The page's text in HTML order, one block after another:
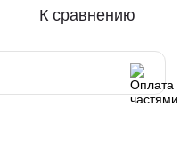
К сравнению